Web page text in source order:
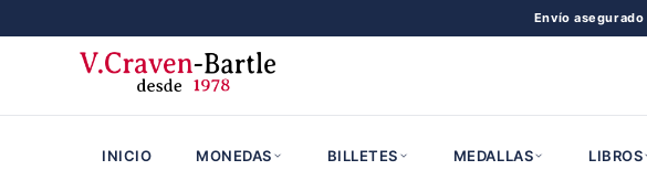
Envío asegurado
INICIO MONEDAS BILLETES MEDALLAS LIBROS